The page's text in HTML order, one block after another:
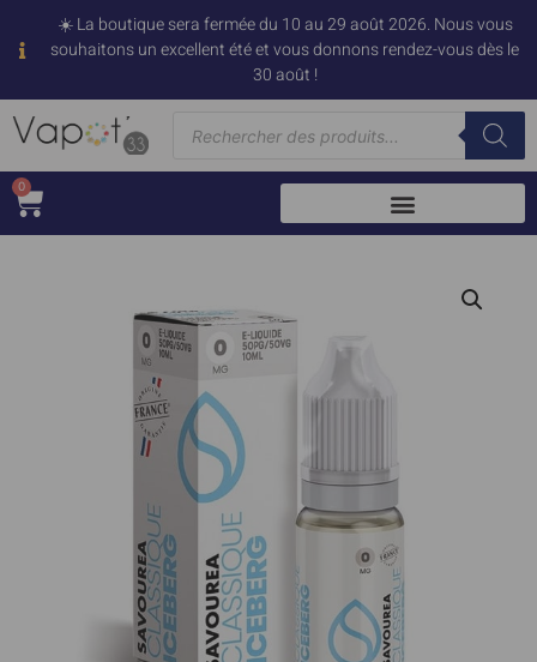
☀️ La boutique sera fermée du 10 au 29 août 2026. Nous vous
souhaitons un excellent été et vous donnons rendez-vous dès le
30 août !
0